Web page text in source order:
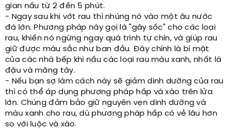
gian nấu từ 2 đến 5 phút.
- Ngay sau khi vớt rau thì nhúng nó vào một âu nước
đá lớn. Phương pháp này gọi là "gây sốc" cho các loại
rau, khiến nó ngừng ngay quá trình tự chín, và giúp rau
giữ được màu sắc như ban đầu. Đây chính là bí mật
của các nhà bếp khi nấu các loại rau màu xanh, nhất là
đậu và măng tây.
- Nếu bạn sợ làm cách này sẽ giảm dinh dưỡng của rau
thì có thể áp dụng phương pháp hấp và xào trên lửa
lớn. Chúng đảm bảo giữ nguyên vẹn dinh dưỡng và
màu xanh cho rau, dù phương pháp hấp có vẻ lâu hơn
so với luộc và xào.